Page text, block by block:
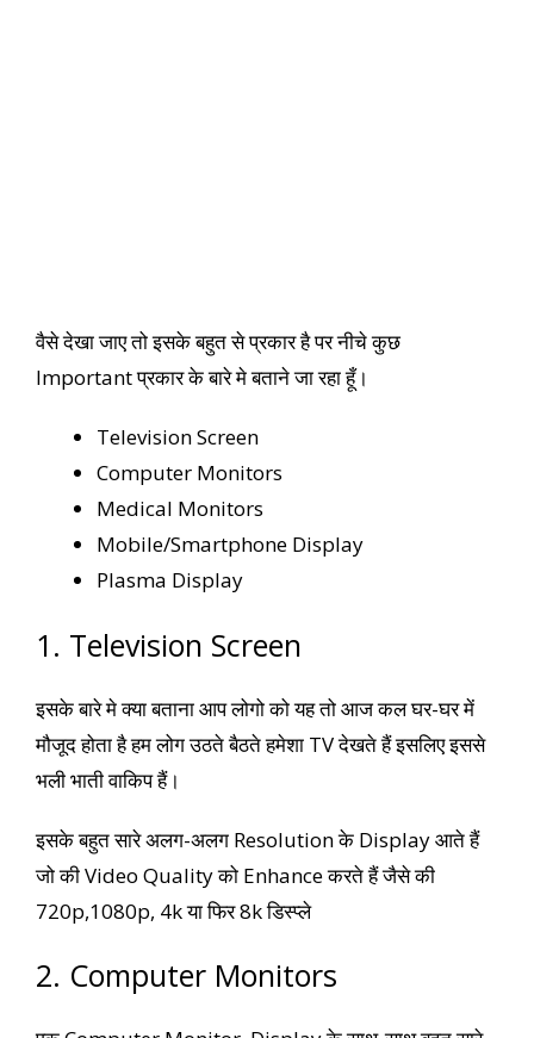
वैसे देखा जाए तो इसके बहुत से प्रकार है पर नीचे कुछ
Important प्रकार के बारे मे बताने जा रहा हूँ।
Television Screen
Computer Monitors
Medical Monitors
Mobile/Smartphone Display
Plasma Display
1. Television Screen
इसके बारे मे क्या बताना आप लोगो को यह तो आज कल घर-घर में
मौजूद होता है हम लोग उठते बैठते हमेशा TV देखते हैं इसलिए इससे
भली भाती वाकिप हैं।
इसके बहुत सारे अलग-अलग Resolution के Display आते हैं
जो की Video Quality को Enhance करते हैं जैसे की
720p,1080p, 4k या फिर 8k डिस्प्ले
2. Computer Monitors